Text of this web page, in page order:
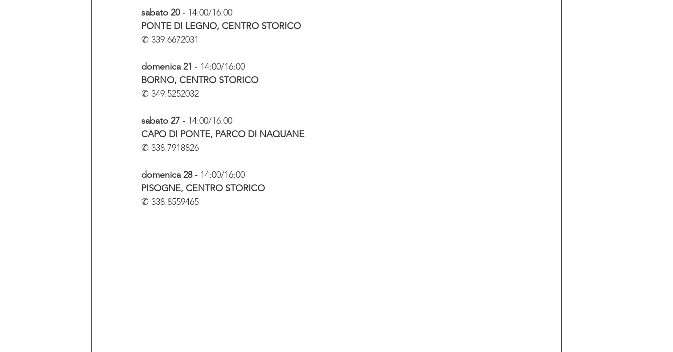
sabato 20 - 14:00/16:00
PONTE DI LEGNO, CENTRO STORICO
✆ 339.6672031
domenica 21 - 14:00/16:00
BORNO, CENTRO STORICO
✆ 349.5252032
sabato 27 - 14:00/16:00
CAPO DI PONTE, PARCO DI NAQUANE
✆ 338.7918826
domenica 28 - 14:00/16:00
PISOGNE, CENTRO STORICO
✆ 338.8559465